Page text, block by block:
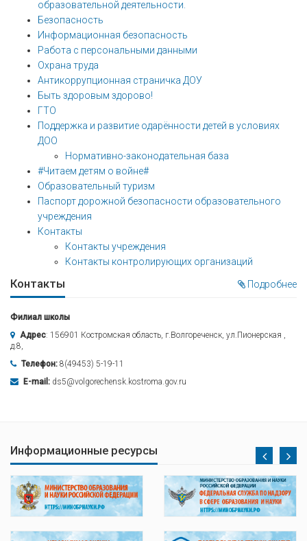
образовательной деятельности.
Безопасность
Информационная безопасность
Работа с персональными данными
Охрана труда
Антикоррупционная страничка ДОУ
Быть здоровым здорово!
ГТО
Поддержка и развитие одарённости детей в условиях
ДОО
Нормативно-законодательная база
#Читаем детям о войне#
Образовательный туризм
Паспорт дорожной безопасности образовательного
учреждения
Контакты
Контакты учреждения
Контакты контролирующих организаций
Контакты Подробнее
Филиал школы
Адрес: 156901 Костромская область, г.Волгореченск, ул.Пионерская ,
д.8,
Телефон: 8(49453) 5-19-11
E-mail: ds5@volgorechensk.kostroma.gov.ru
Информационные ресурсы